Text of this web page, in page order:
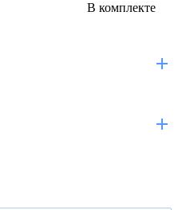
В комплекте